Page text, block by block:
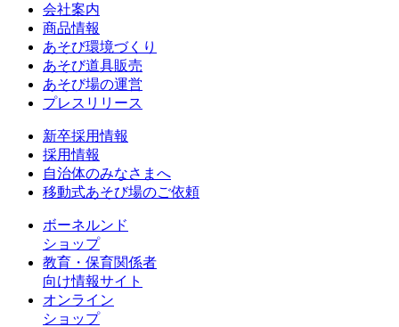
会社案内
商品情報
あそび環境づくり
あそび道具販売
あそび場の運営
プレスリリース
新卒採用情報
採用情報
自治体のみなさまへ
移動式あそび場のご依頼
ボーネルンド
ショップ
教育・保育関係者
向け情報サイト
オンライン
ショップ